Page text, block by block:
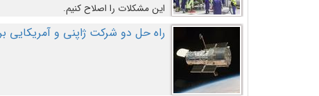
این مشکلات را اصلاح کنیم.
راه حل دو شرکت ژاپنی و آمریکایی